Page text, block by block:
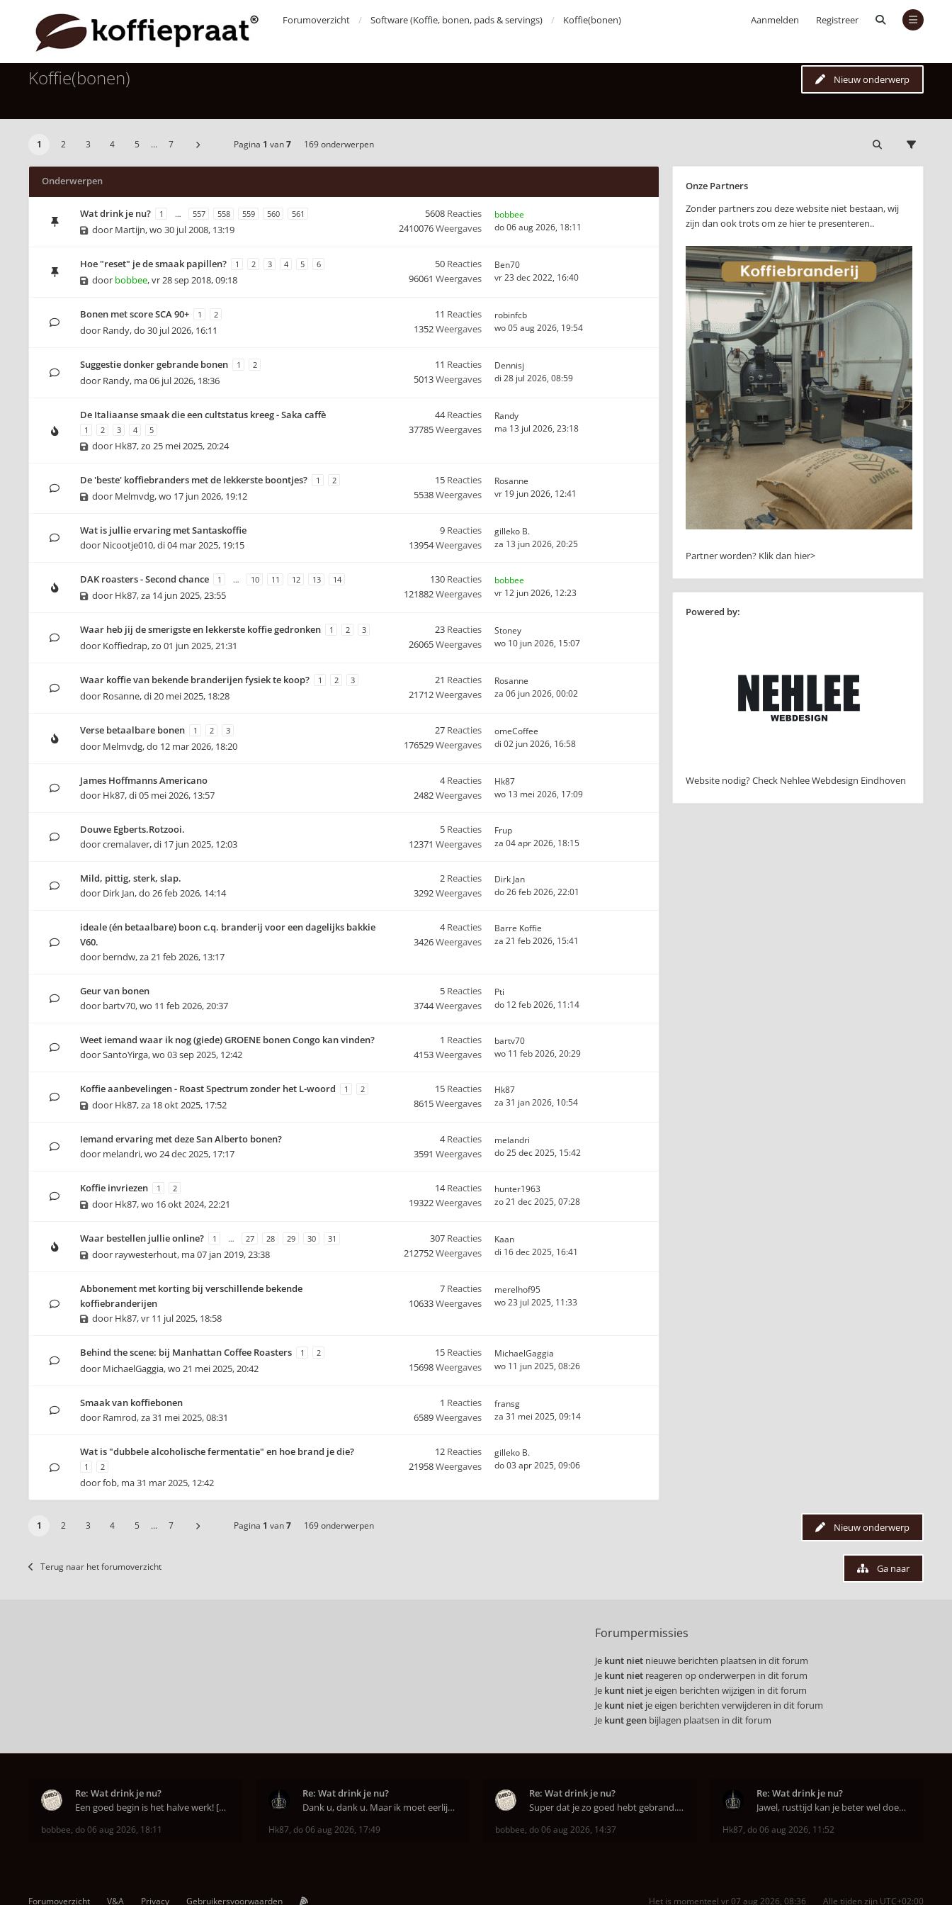
Aanmelden Registreer
Forumoverzicht Software (Koffie, bonen, pads & servings) Koffie(bonen)
Koffie(bonen) Nieuw onderwerp
1 2 3 4 5 … 7 Pagina 1 van7 169 onderwerpen
Onderwerpen
Wat drink je nu? 1 … 557 558 559 560 561
door Martijn,wo 30 jul 2008, 13:19
5608 Reacties
2410076Weergaves
bobbee
do 06 aug 2026, 18:11
Hoe "reset" je de smaak papillen? 1 2 3 4 5 6
door bobbee,vr 28 sep 2018, 09:18
50 Reacties
96061 Weergaves
Ben70
vr 23 dec 2022, 16:40
Bonen met score SCA 90+ 1 2
door Randy,do 30 jul 2026, 16:11
11 Reacties
1352Weergaves
robinfcb
wo 05 aug 2026, 19:54
Suggestie donker gebrande bonen 1 2
door Randy, ma 06 jul 2026, 18:36
11 Reacties
5013Weergaves
Dennisj
di 28 jul 2026, 08:59
De Italiaanse smaak die een cultstatus kreeg - Saka caffè
1 2 3 4 5
door Hk87,zo 25 mei 2025, 20:24
44Reacties
37785Weergaves
Randy
ma 13 jul 2026, 23:18
De 'beste' koffiebranders met de lekkerste boontjes? 1 2
door Melmvdg,wo 17 jun 2026, 19:12
15 Reacties
5538Weergaves
Rosanne
vr 19 jun 2026, 12:41
Wat is jullie ervaring met Santaskoffie
door Nicootje010,di 04 mar 2025, 19:15
9 Reacties
13954Weergaves
gilleko B.
za 13 jun 2026, 20:25
DAK roasters - Second chance 1 … 10 11 12 13 14
door Hk87,za 14 jun 2025, 23:55
130 Reacties
121882Weergaves
bobbee
vr 12 jun 2026, 12:23
Waar heb jij de smerigste en lekkerste koffie gedronken 1 2 3
door Koffiedrap,zo 01 jun 2025, 21:31
23 Reacties
26065Weergaves
Stoney
wo 10 jun 2026, 15:07
Waar koffie van bekende branderijen fysiek te koop? 1 2 3
door Rosanne,di 20 mei 2025, 18:28
21 Reacties
21712Weergaves
Rosanne
za 06 jun 2026, 00:02
Verse betaalbare bonen 1 2 3
door Melmvdg,do 12 mar 2026, 18:20
27 Reacties
176529Weergaves
omeCoffee
di 02 jun 2026, 16:58
James Hoffmanns Americano
door Hk87,di 05 mei 2026, 13:57
4Reacties
2482Weergaves
Hk87
wo 13 mei 2026, 17:09
Douwe Egberts.Rotzooi.
doorcremalaver,di 17 jun 2025, 12:03
5 Reacties
12371 Weergaves
Frup
za 04 apr 2026, 18:15
Mild, pittig, sterk, slap.
door Dirk Jan,do 26 feb 2026, 14:14
2 Reacties
3292Weergaves
Dirk Jan
do 26 feb 2026, 22:01
ideale (én betaalbare) boon c.q. branderij voor een dagelijks bakkie
V60.
door berndw,za 21 feb 2026, 13:17
4Reacties
3426Weergaves
Barre Koffie
za 21 feb 2026, 15:41
Geur van bonen
door bartv70,wo 11 feb 2026, 20:37
5 Reacties
3744Weergaves
Pti
do 12 feb 2026, 11:14
Weet iemand waar ik nog (giede) GROENE bonen Congo kan vinden?
doorSantoYirga,wo 03 sep 2025, 12:42
1 Reacties
4153Weergaves
bartv70
wo 11 feb 2026, 20:29
Koffie aanbevelingen - Roast Spectrum zonder het L-woord 1 2
door Hk87,za 18 okt 2025, 17:52
15 Reacties
8615Weergaves
Hk87
za 31 jan 2026, 10:54
Iemand ervaring met deze San Alberto bonen?
door melandri,wo 24 dec 2025, 17:17
4Reacties
3591 Weergaves
melandri
do 25 dec 2025, 15:42
Koffie invriezen 1 2
door Hk87,wo 16 okt 2024, 22:21
14Reacties
19322Weergaves
hunter1963
zo 21 dec 2025, 07:28
Waar bestellen jullie online? 1 … 27 28 29 30 31
door raywesterhout, ma 07 jan 2019, 23:38
307 Reacties
212752Weergaves
Kaan
di 16 dec 2025, 16:41
Abbonement met korting bij verschillende bekende
koffiebranderijen
door Hk87,vr 11 jul 2025, 18:58
7 Reacties
10633Weergaves
merelhof95
wo 23 jul 2025, 11:33
Behind the scene: bij Manhattan Coffee Roasters 1 2
door MichaelGaggia,wo 21 mei 2025, 20:42
15 Reacties
15698Weergaves
MichaelGaggia
wo 11 jun 2025, 08:26
Smaak van koffiebonen
door Ramrod,za 31 mei 2025, 08:31
1 Reacties
6589Weergaves
fransg
za 31 mei 2025, 09:14
Wat is "dubbele alcoholische fermentatie" en hoe brand je die?
1 2
doorfob, ma 31 mar 2025, 12:42
12 Reacties
21958Weergaves
gilleko B.
do 03 apr 2025, 09:06
Onze Partners
Zonder partners zou deze website niet bestaan, wij
zijn dan ook trots om ze hier te presenteren..
Partner worden? Klik dan hier>
Powered by:
Website nodig? Check Nehlee Webdesign Eindhoven
Nieuw onderwerp
1 2 3 4 5 … 7 Pagina 1 van7 169 onderwerpen
Terug naar het forumoverzicht Ga naar
Forumpermissies
Je kunt niet nieuwe berichten plaatsen in dit forum
Je kunt niet reageren op onderwerpen in dit forum
Je kunt niet je eigen berichten wijzigen in dit forum
Je kunt niet je eigen berichten verwijderen in dit forum
Je kunt geen bijlagen plaatsen in dit forum
Re: Wat drink je nu?
Een goed begin is het halve werk! [emoji6]
bobbee, do 06 aug 2026, 18:11
Re: Wat drink je nu?
Dank u, dank u. Maar ik moet eerlijk bekennen da
Hk87, do 06 aug 2026, 17:49
Re: Wat drink je nu?
Super dat je zo goed hebt gebrand. Gefeliciteerd!
bobbee, do 06 aug 2026, 14:37
Re: Wat drink je nu?
Jawel, rusttijd kan je beter wel doen anders smaa
Hk87, do 06 aug 2026, 11:52
Forumoverzicht V&A Privacy Gebruikersvoorwaarden Alle tijden zijn UTC+02:00
Het is momenteel vr 07 aug 2026, 08:36